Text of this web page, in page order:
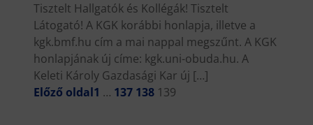
Tisztelt Hallgatók és Kollégák! Tisztelt
Látogató! A KGK korábbi honlapja, illetve a
kgk.bmf.hu cím a mai nappal megszűnt. A KGK
honlapjának új címe: kgk.uni-obuda.hu. A
Keleti Károly Gazdasági Kar új […]
Előző oldal1 … 137 138 139